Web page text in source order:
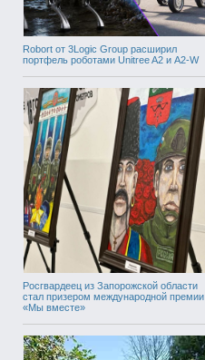
Robort от 3Logic Group расширил
портфель роботами Unitree A2 и A2-W
Росгвардеец из Запорожской области
стал призером международной премии
«Мы вместе»